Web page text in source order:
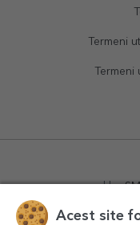
Termeni
Termeni
powered by
Acest site